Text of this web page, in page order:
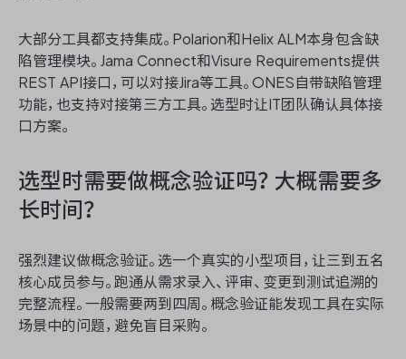
大部分工具都支持集成。Polarion和Helix ALM本身包含缺
陷管理模块。Jama Connect和Visure Requirements提供
REST API接口，可以对接Jira等工具。ONES自带缺陷管理
功能，也支持对接第三方工具。选型时让IT团队确认具体接
口方案。
选型时需要做概念验证吗？大概需要多
长时间？
强烈建议做概念验证。选一个真实的小型项目，让三到五名
核心成员参与。跑通从需求录入、评审、变更到测试追溯的
完整流程。一般需要两到四周。概念验证能发现工具在实际
场景中的问题，避免盲目采购。